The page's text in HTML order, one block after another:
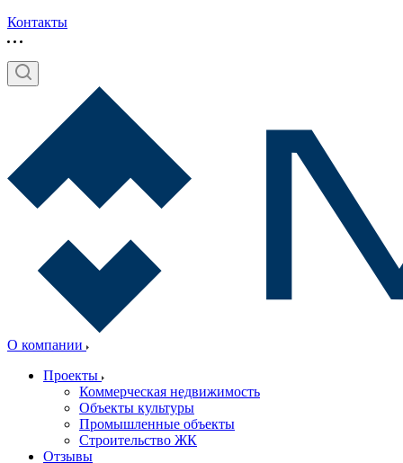
Контакты
О компании
Проекты
Коммерческая недвижимость
Объекты культуры
Промышленные объекты
Строительство ЖК
Отзывы